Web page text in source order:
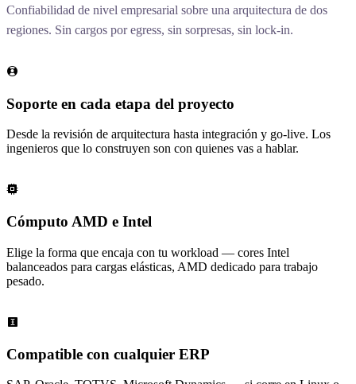
Confiabilidad de nivel empresarial sobre una arquitectura de dos
regiones. Sin cargos por egress, sin sorpresas, sin lock-in.
Soporte en cada etapa del proyecto
Desde la revisión de arquitectura hasta integración y go-live. Los
ingenieros que lo construyen son con quienes vas a hablar.
Cómputo AMD e Intel
Elige la forma que encaja con tu workload — cores Intel
balanceados para cargas elásticas, AMD dedicado para trabajo
pesado.
Compatible con cualquier ERP